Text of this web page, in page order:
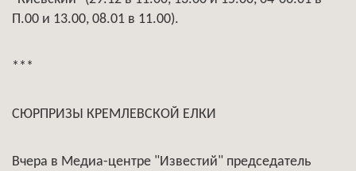
П.00 и 13.00, 08.01 в 11.00).
***
СЮРПРИЗЫ КРЕМЛЕВСКОЙ ЕЛКИ
Вчера в Медиа-центре "Известий" председатель